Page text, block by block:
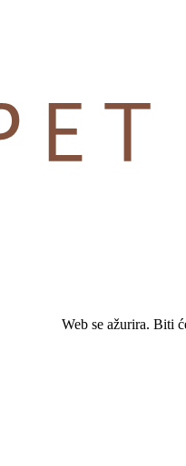
Web se ažurira. Biti